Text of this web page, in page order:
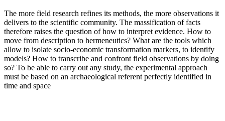
The more field research refines its methods, the more observations it
delivers to the scientific community. The massification of facts
therefore raises the question of how to interpret evidence. How to
move from description to hermeneutics? What are the tools which
allow to isolate socio-economic transformation markers, to identify
models? How to transcribe and confront field observations by doing
so? To be able to carry out any study, the experimental approach
must be based on an archaeological referent perfectly identified in
time and space